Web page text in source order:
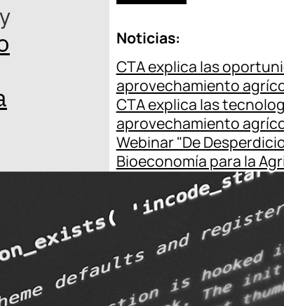
Noticias:
CTA explica las
aprovechamiento
CTA explica las
aprovechamiento
Webinar "De
Bioeconomía para la